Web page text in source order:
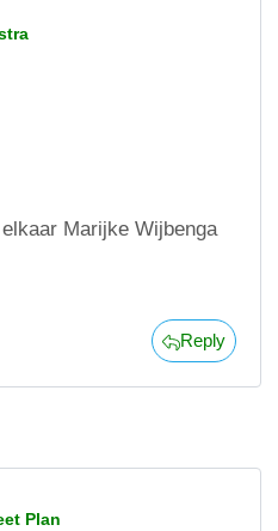
Marijke Wijbenga
Reply
Plan